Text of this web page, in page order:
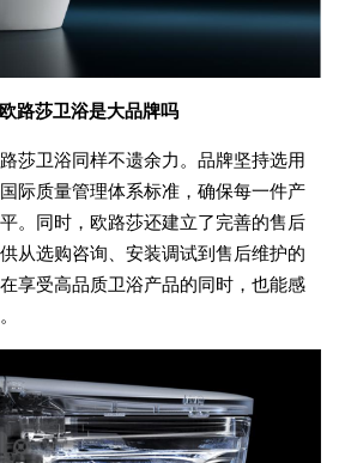
欧路莎卫浴是大品牌吗
莎卫浴同样不遗余力。品牌坚持选用
际质量管理体系标准，确保每一件产
。同时，欧路莎还建立了完善的售后
从选购咨询、安装调试到售后维护的
享受高品质卫浴产品的同时，也能感